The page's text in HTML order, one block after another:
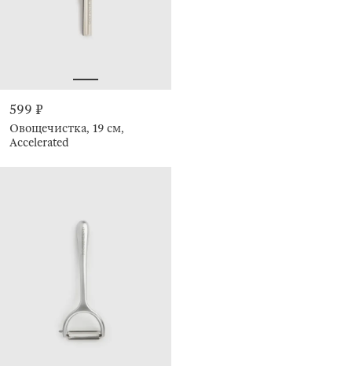
599 ₽
Овощечистка, 19 см,
Accelerated